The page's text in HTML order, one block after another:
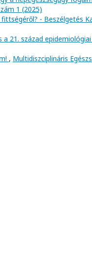
1 (2025)
- Beszélgetés
21. század
, Multidiszciplináris